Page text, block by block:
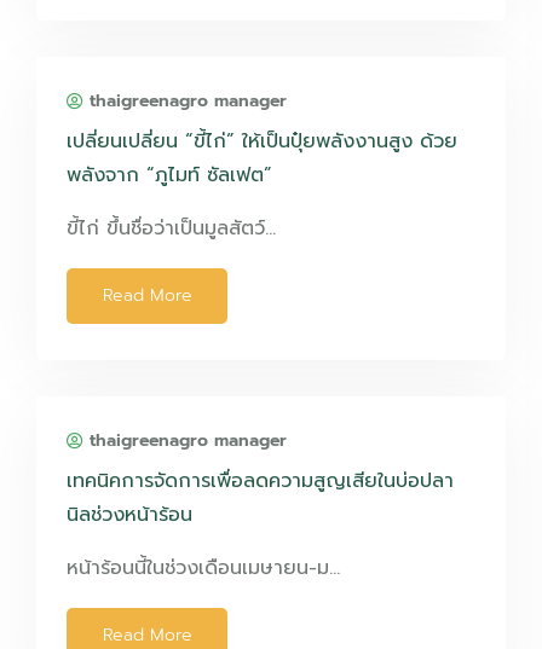
thaigreenagro manager
เปลี่ยนเปลี่ยน “ขี้ไก่” ให้เป็นปุ๋ยพลังงานสูง ด้วย
พลังจาก “ภูไมท์ ซัลเฟต”
ขี้ไก่ ขึ้นชื่อว่าเป็นมูลสัตว์…
Read More
thaigreenagro manager
เทคนิคการจัดการเพื่อลดความสูญเสียในบ่อปลา
นิลช่วงหน้าร้อน
หน้าร้อนนี้ในช่วงเดือนเมษายน-ม…
Read More